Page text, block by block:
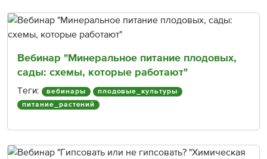
Вебинар "Минеральное питание плодовых,
сады: схемы, которые работают"
Теги: вебинары
плодовые_культуры
питание_растений